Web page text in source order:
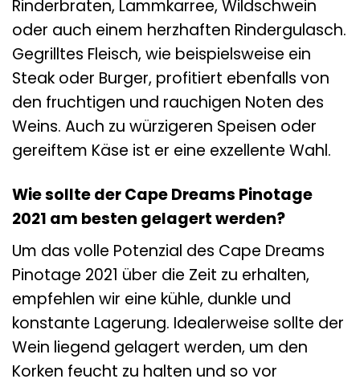
Rinderbraten, Lammkarree, Wildschwein
oder auch einem herzhaften Rindergulasch.
Gegrilltes Fleisch, wie beispielsweise ein
Steak oder Burger, profitiert ebenfalls von
den fruchtigen und rauchigen Noten des
Weins. Auch zu würzigeren Speisen oder
gereiftem Käse ist er eine exzellente Wahl.
Wie sollte der Cape Dreams Pinotage
2021 am besten gelagert werden?
Um das volle Potenzial des Cape Dreams
Pinotage 2021 über die Zeit zu erhalten,
empfehlen wir eine kühle, dunkle und
konstante Lagerung. Idealerweise sollte der
Wein liegend gelagert werden, um den
Korken feucht zu halten und so vor